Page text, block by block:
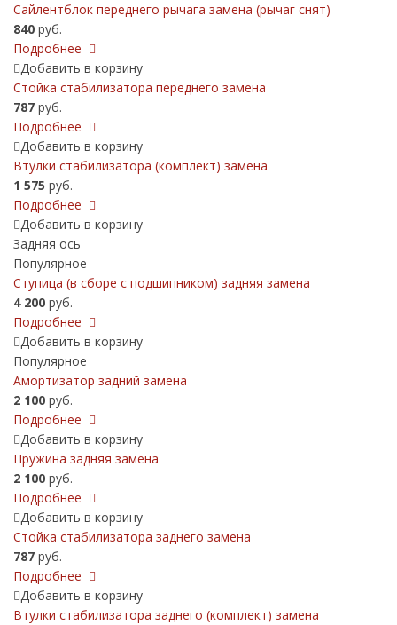
Сайлентблок переднего рычага замена (рычаг снят)
840 руб.
Подробнее
Добавить в корзину
Стойка стабилизатора переднего замена
787 руб.
Подробнее
Добавить в корзину
Втулки стабилизатора (комплект) замена
1 575 руб.
Подробнее
Добавить в корзину
Задняя ось
Популярное
Ступица (в сборе с подшипником) задняя замена
4 200 руб.
Подробнее
Добавить в корзину
Популярное
Амортизатор задний замена
2 100 руб.
Подробнее
Добавить в корзину
Пружина задняя замена
2 100 руб.
Подробнее
Добавить в корзину
Стойка стабилизатора заднего замена
787 руб.
Подробнее
Добавить в корзину
Втулки стабилизатора заднего (комплект) замена